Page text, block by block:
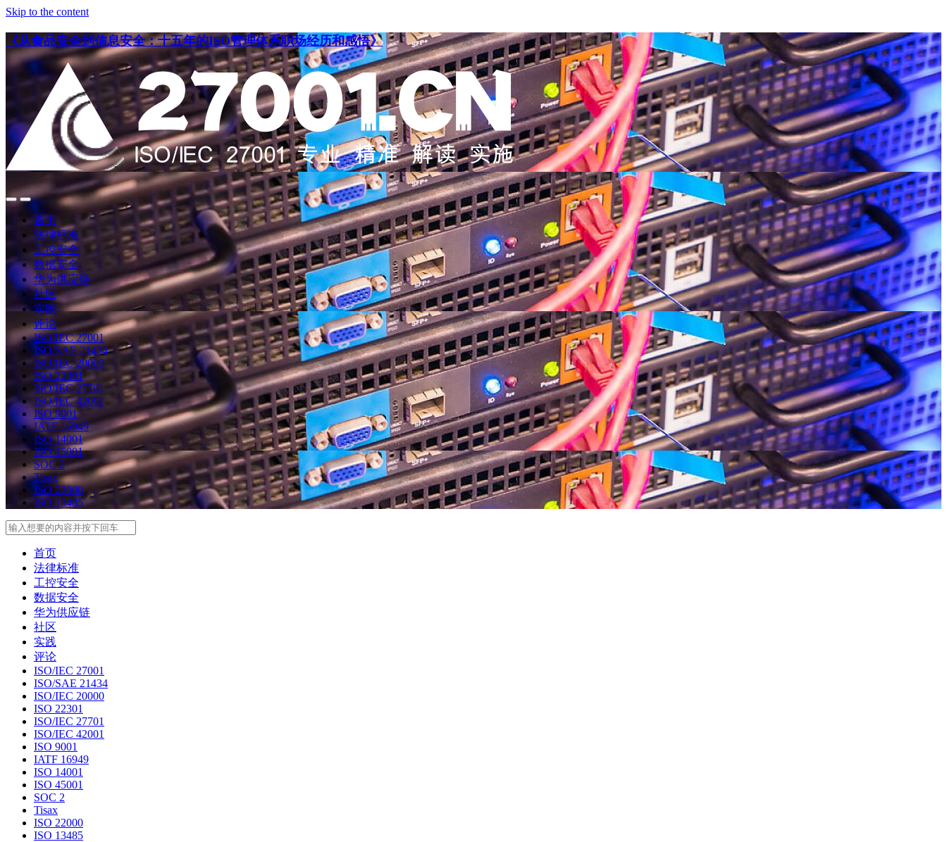
Skip to the content
《从食品安全到信息安全：十五年的ISO管理体系职场经历和感悟》
点
索
点
此
看
导
航
首页
法律标准
工控安全
数据安全
华为供应链
社区
实践
评论
ISO/IEC 27001
ISO/SAE 21434
ISO/IEC 20000
ISO 22301
ISO/IEC 27701
ISO/IEC 42001
ISO 9001
IATF 16949
ISO 14001
ISO 45001
SOC 2
Tisax
ISO 22000
ISO 13485
首页
法律标准
工控安全
数据安全
华为供应链
社区
实践
评论
ISO/IEC 27001
ISO/SAE 21434
ISO/IEC 20000
ISO 22301
ISO/IEC 27701
ISO/IEC 42001
ISO 9001
IATF 16949
ISO 14001
ISO 45001
SOC 2
Tisax
ISO 22000
ISO 13485